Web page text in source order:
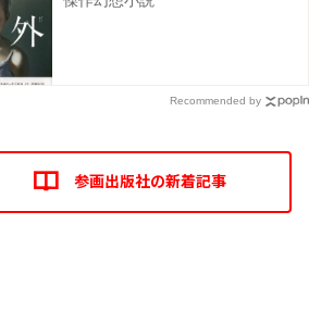
Recommended by
参画出版社の新着記事